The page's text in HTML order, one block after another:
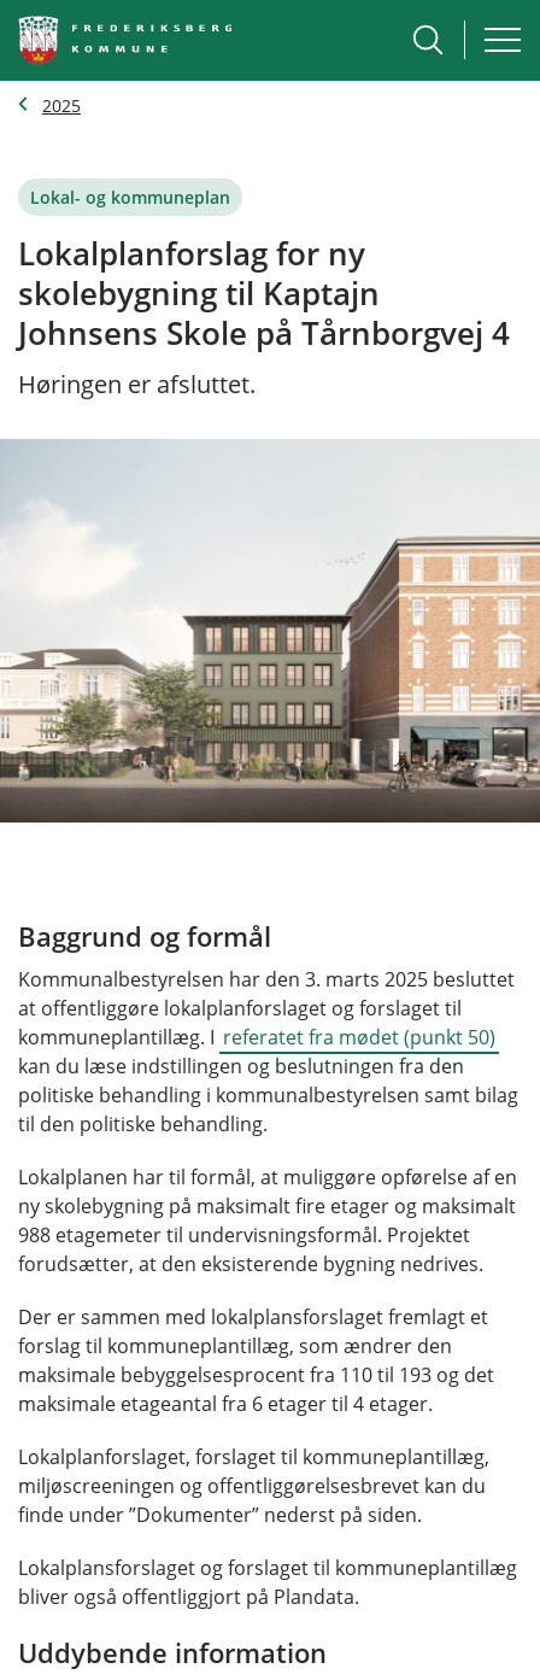
2025
Lokal- og kommuneplan
Lokalplanforslag for ny
skolebygning til Kaptajn
Johnsens Skole på Tårnborgvej 4
Høringen er afsluttet.
Baggrund og formål
Kommunalbestyrelsen har den 3. marts 2025 besluttet
at offentliggøre lokalplanforslaget og forslaget til
kommuneplantillæg. I referatet fra mødet (punkt 50)
kan du læse indstillingen og beslutningen fra den
politiske behandling i kommunalbestyrelsen samt bilag
til den politiske behandling.
Lokalplanen har til formål, at muliggøre opførelse af en
ny skolebygning på maksimalt fire etager og maksimalt
988 etagemeter til undervisningsformål. Projektet
forudsætter, at den eksisterende bygning nedrives.
Der er sammen med lokalplansforslaget fremlagt et
forslag til kommuneplantillæg, som ændrer den
maksimale bebyggelsesprocent fra 110 til 193 og det
maksimale etageantal fra 6 etager til 4 etager.
Lokalplanforslaget, forslaget til kommuneplantillæg,
miljøscreeningen og offentliggørelsesbrevet kan du
finde under ”Dokumenter” nederst på siden.
Lokalplansforslaget og forslaget til kommuneplantillæg
bliver også offentliggjort på Plandata.
Uddybende information